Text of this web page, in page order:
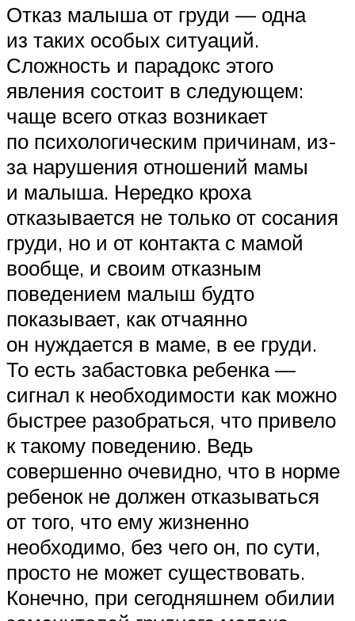
Отказ малыша от груди — одна
из таких особых ситуаций.
Сложность и парадокс этого
явления состоит в следующем:
чаще всего отказ возникает
по психологическим причинам, из-
за нарушения отношений мамы
и малыша. Нередко кроха
отказывается не только от сосания
груди, но и от контакта с мамой
вообще, и своим отказным
поведением малыш будто
показывает, как отчаянно
он нуждается в маме, в ее груди.
То есть забастовка ребенка —
сигнал к необходимости как можно
быстрее разобраться, что привело
к такому поведению. Ведь
совершенно очевидно, что в норме
ребенок не должен отказываться
от того, что ему жизненно
необходимо, без чего он, по сути,
просто не может существовать.
Конечно, при сегодняшнем обилии